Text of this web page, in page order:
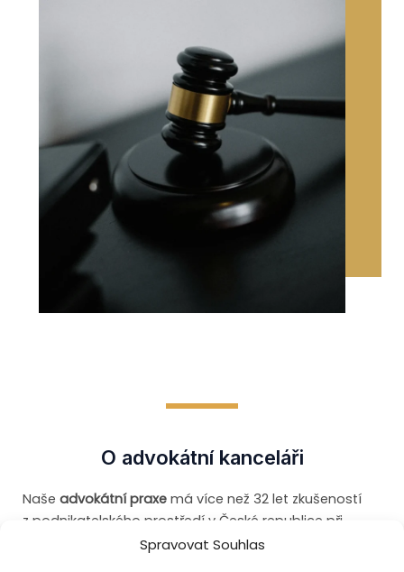
Spravovat Souhlas
O advokátní kanceláři
Naše advokátní praxe má více než 32 let zkušeností
z podnikatelského prostředí v České republice při
zastupování právnických a fyzických osob na věcně a